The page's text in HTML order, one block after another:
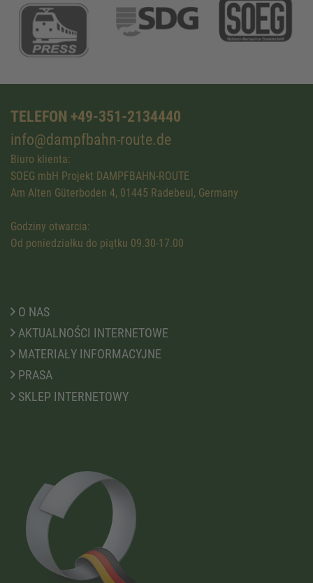
TELEFON +49-351-2134440
info@dampfbahn-route.de
Biuro klienta:
SOEG mbH Projekt DAMPFBAHN-ROUTE
Am Alten Güterboden 4, 01445 Radebeul, Germany
Godziny otwarcia:
Od poniedziałku do piątku 09.30-17.00
O NAS
AKTUALNOŚCI INTERNETOWE
MATERIAŁY INFORMACYJNE
PRASA
SKLEP INTERNETOWY